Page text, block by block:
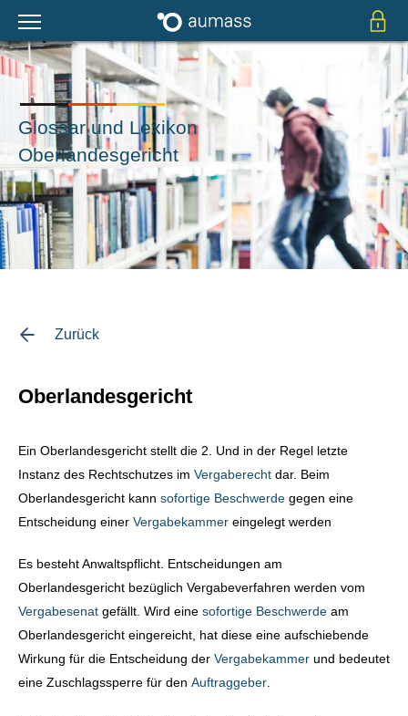
Glossar und Lexikon
Oberlandesgericht
Zurück
Oberlandesgericht
Ein Oberlandesgericht stellt die 2. Und in der Regel letzte
Instanz des Rechtschutzes im Vergaberecht dar. Beim
Oberlandesgericht kann sofortige Beschwerde gegen eine
Entscheidung einer Vergabekammer eingelegt werden
Es besteht Anwaltspflicht. Entscheidungen am
Oberlandesgericht bezüglich Vergabeverfahren werden vom
Vergabesenat gefällt. Wird eine sofortige Beschwerde am
Oberlandesgericht eingereicht, hat diese eine aufschiebende
Wirkung für die Entscheidung der Vergabekammer und bedeutet
eine Zuschlagssperre für den Auftraggeber